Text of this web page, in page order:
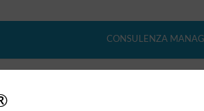
CONSULENZA
P-Course®